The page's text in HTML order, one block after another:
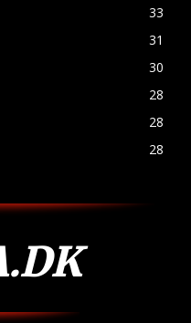
33
31
30
28
28
28